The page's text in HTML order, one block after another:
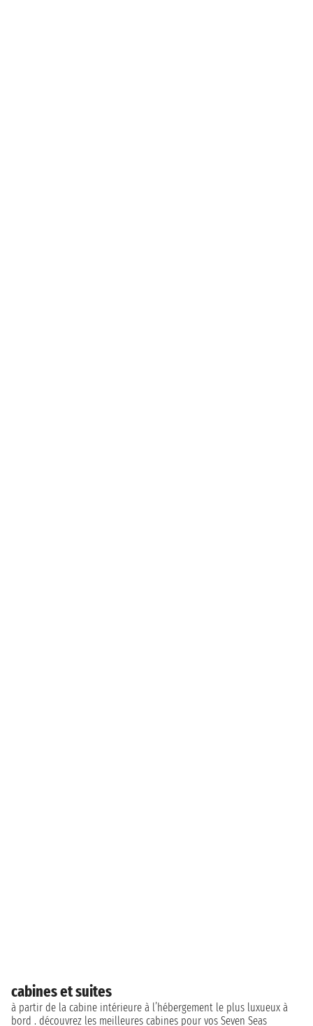
cabines et suites
à partir de la cabine intérieure à l’hébergement le plus luxueux à
bord . découvrez les meilleures cabines pour vos Seven Seas